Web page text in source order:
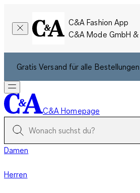
C&A Fashion App
C&A Mode GmbH &
Gratis Versand für alle
C&A Homepage
Damen
Herren